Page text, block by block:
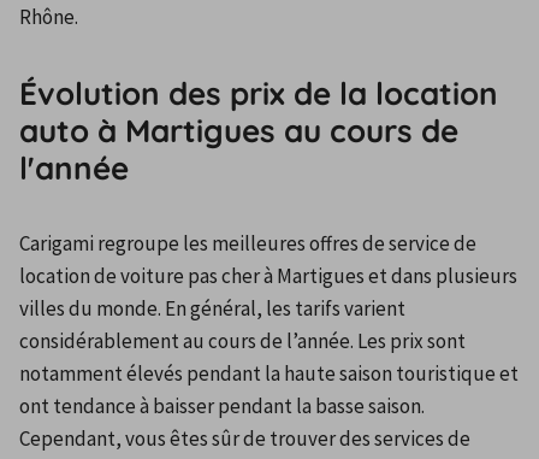
Rhône.
Évolution des prix de la location
auto à Martigues au cours de
l'année
Carigami regroupe les meilleures offres de service de
location de voiture pas cher à Martigues et dans plusieurs
villes du monde. En général, les tarifs varient
considérablement au cours de l’année. Les prix sont
notamment élevés pendant la haute saison touristique et
ont tendance à baisser pendant la basse saison.
Cependant, vous êtes sûr de trouver des services de